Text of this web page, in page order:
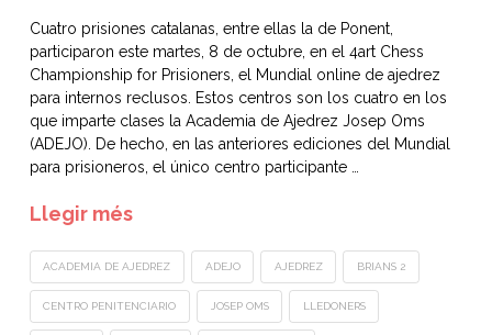
Cuatro prisiones catalanas, entre ellas la de Ponent,
participaron este martes, 8 de octubre, en el 4art Chess
Championship for Prisioners, el Mundial online de ajedrez
para internos reclusos. Estos centros son los cuatro en los
que imparte clases la Academia de Ajedrez Josep Oms
(ADEJO). De hecho, en las anteriores ediciones del Mundial
para prisioneros, el único centro participante …
Llegir més
ACADEMIA DE AJEDREZ ADEJO AJEDREZ BRIANS 2
CENTRO PENITENCIARIO JOSEP OMS LLEDONERS